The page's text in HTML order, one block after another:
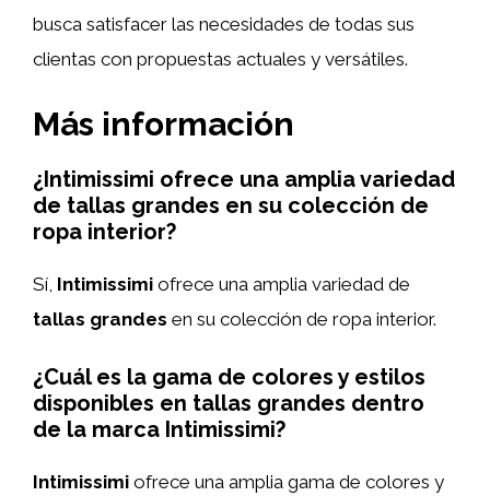
busca satisfacer las necesidades de todas sus
clientas con propuestas actuales y versátiles.
Más información
¿Intimissimi ofrece una amplia variedad
de tallas grandes en su colección de
ropa interior?
Sí, Intimissimi ofrece una amplia variedad de
tallas grandes en su colección de ropa interior.
¿Cuál es la gama de colores y estilos
disponibles en tallas grandes dentro
de la marca Intimissimi?
Intimissimi ofrece una amplia gama de colores y